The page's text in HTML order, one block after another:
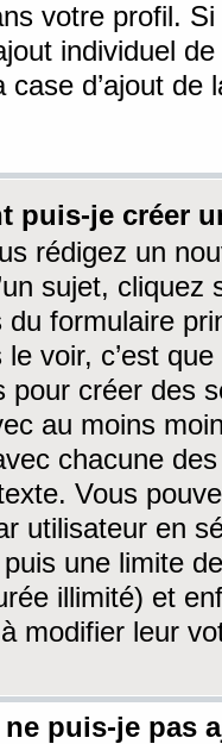
votre profil.
individuel
case d’ajout
puis-je créer
rédigez un
sujet, cliquez
du formulaire
voir, c’est
pour créer des
au moins
chacune
Vous
utilisateur en
puis une limite
illimité) et
modifier leur
puis-je pas